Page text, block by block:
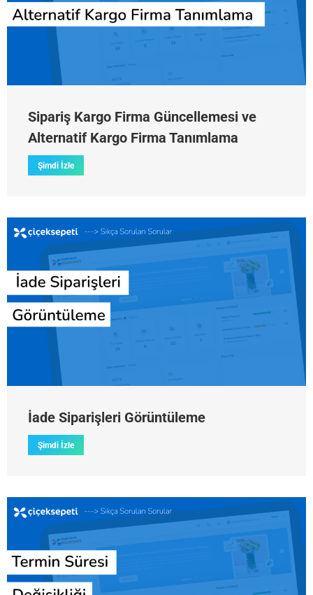
Sipariş Kargo Firma Güncellemesi ve
Alternatif Kargo Firma Tanımlama
Şimdi İzle
İade Siparişleri Görüntüleme
Şimdi İzle